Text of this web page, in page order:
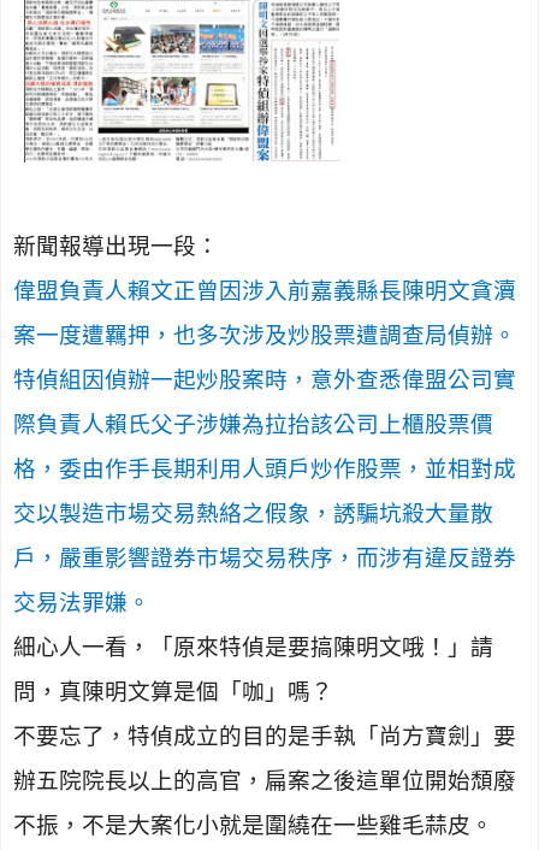
新聞報導出現一段：
偉盟負責人賴文正曾因涉入前嘉義縣長陳明文貪瀆
案一度遭羈押，也多次涉及炒股票遭調查局偵辦。
特偵組因偵辦一起炒股案時，意外查悉偉盟公司實
際負責人賴氏父子涉嫌為拉抬該公司上櫃股票價
格，委由作手長期利用人頭戶炒作股票，並相對成
交以製造市場交易熱絡之假象，誘騙坑殺大量散
戶，嚴重影響證券市場交易秩序，而涉有違反證券
交易法罪嫌。
細心人一看，「原來特偵是要搞陳明文哦！」請
問，真陳明文算是個「咖」嗎？
不要忘了，特偵成立的目的是手執「尚方寶劍」要
辦五院院長以上的高官，扁案之後這單位開始頹廢
不振，不是大案化小就是圍繞在一些雞毛蒜皮。